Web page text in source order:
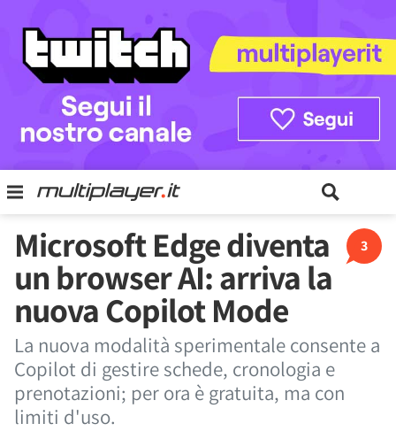
3
Microsoft Edge diventa
un browser AI: arriva la
nuova Copilot Mode
La nuova modalità sperimentale consente a
Copilot di gestire schede, cronologia e
prenotazioni; per ora è gratuita, ma con
limiti d'uso.